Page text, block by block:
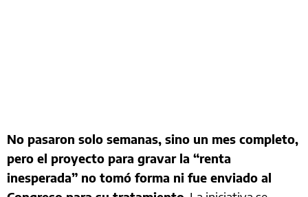
No pasaron solo semanas, sino un mes completo,
pero el proyecto para gravar la “renta
inesperada” no tomó forma ni fue enviado al